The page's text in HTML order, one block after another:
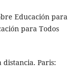
Educación para
para Todos
distancia. Paris: